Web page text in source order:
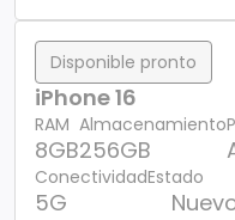
iPhone 16
Disponible pronto
RAM
8GB
Almacenamiento
256GB
Conectividad
5G
Estado